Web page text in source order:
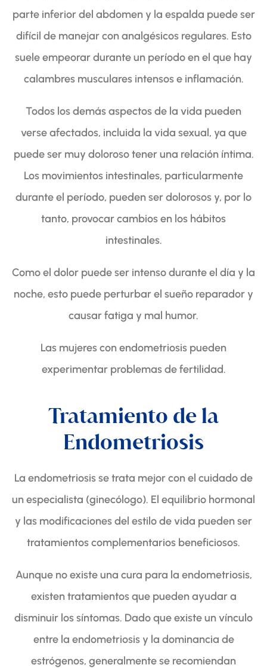
parte inferior del abdomen y la espalda puede ser
difícil de manejar con analgésicos regulares. Esto
suele empeorar durante un período en el que hay
calambres musculares intensos e inflamación.
Todos los demás aspectos de la vida pueden
verse afectados, incluida la vida sexual, ya que
puede ser muy doloroso tener una relación íntima.
Los movimientos intestinales, particularmente
durante el período, pueden ser dolorosos y, por lo
tanto, provocar cambios en los hábitos
intestinales.
Como el dolor puede ser intenso durante el día y la
noche, esto puede perturbar el sueño reparador y
causar fatiga y mal humor.
Las mujeres con endometriosis pueden
experimentar problemas de fertilidad.
Tratamiento de la
Endometriosis
La endometriosis se trata mejor con el cuidado de
un especialista (ginecólogo). El equilibrio hormonal
y las modificaciones del estilo de vida pueden ser
tratamientos complementarios beneficiosos.
Aunque no existe una cura para la endometriosis,
existen tratamientos que pueden ayudar a
disminuir los síntomas. Dado que existe un vínculo
entre la endometriosis y la dominancia de
estrógenos, generalmente se recomiendan